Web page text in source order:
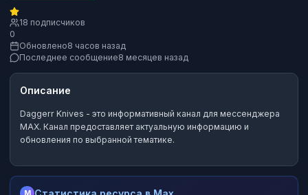
18 подписчиков
0
Обновлено8 часов назад
Последнее сообщение8 месяцев назад
Описание
Daggerr Knives - это информативный канал для мессенджера
MAX. Канал предоставляет актуальную информацию и
обновления по выбранной тематике.
M